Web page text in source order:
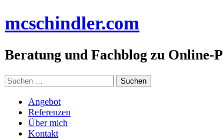
Inhalt
mcschindler.com
Beratung und Fachblog zu
Suchen
nach:
Angebot
Referenzen
Über mich
Kontakt